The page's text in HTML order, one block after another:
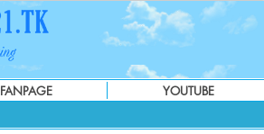
FANPAGE
YOUTUBE